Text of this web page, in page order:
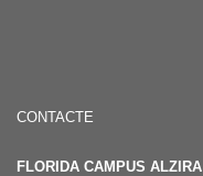
CONTACTE
FLORIDA CAMPUS ALZIRA